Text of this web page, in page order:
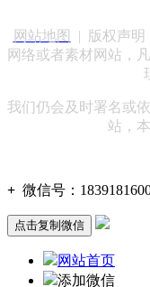
网站地图
| 版权声明
网络或者素材网站，
我们仍会及时署名或
站，
+ 微信号：
点击复制微信
网站首页
添加微信